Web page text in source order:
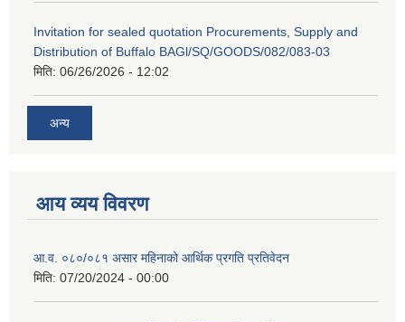
Invitation for sealed quotation Procurements, Supply and
Distribution of Buffalo BAGl/SQ/GOODS/082/083-03
मिति: 06/26/2026 - 12:02
अन्य
आय व्यय विवरण
आ.व. ०८०/०८१ असार महिनाको आर्थिक प्रगति प्रतिवेदन
मिति: 07/20/2024 - 00:00